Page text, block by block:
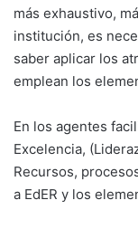
más exhaustivo,
institución, es
saber aplicar los
emplean los
En los agentes
Excelencia,
Recursos,
a EdER y los